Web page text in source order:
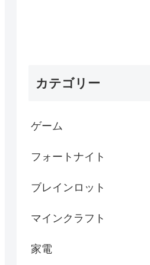
カテゴリー
ゲーム
フォートナイト
ブレインロット
マインクラフト
家電